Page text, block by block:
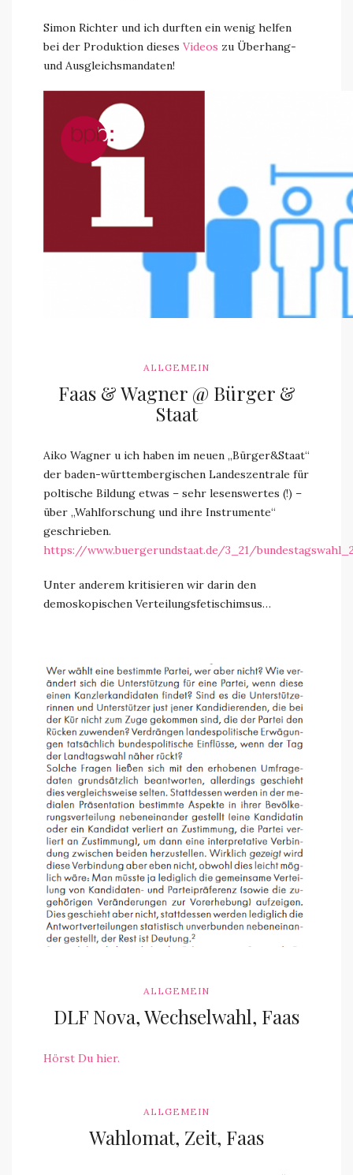
Simon Richter und ich durften ein wenig helfen
bei der Produktion dieses Videos zu Überhang-
und Ausgleichsmandaten!
ALLGEMEIN
Faas & Wagner @ Bürger &
Staat
Aiko Wagner u ich haben im neuen „Bürger&Staat“
der baden-württembergischen Landeszentrale für
poltische Bildung etwas – sehr lesenswertes (!) –
über „Wahlforschung und ihre Instrumente“
geschrieben.
https://www.buergerundstaat.de/3_21/
Unter anderem kritisieren wir darin den
demoskopischen Verteilungsfetischimsus…
ALLGEMEIN
DLF Nova, Wechselwahl, Faas
Hörst Du hier.
ALLGEMEIN
Wahlomat, Zeit, Faas